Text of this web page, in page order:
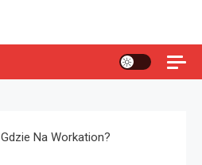
Gdzie Na Workation?